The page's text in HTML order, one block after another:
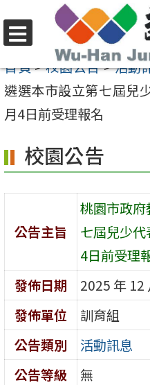
至
要
內
區
選
單
首頁>校園公告>活動
遴選本市設立第七屆兒
月4日前受理報名
校園公告
公告主旨
桃園市政
七屆兒少
4日前受理
發佈日期
2025 年 12
發佈單位
訓育組
公告類別
活動訊息
公告等級
無